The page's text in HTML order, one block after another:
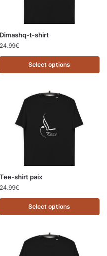
Dimashq-t-shirt
24.99€
Select options
Tee-shirt paix
24.99€
Select options